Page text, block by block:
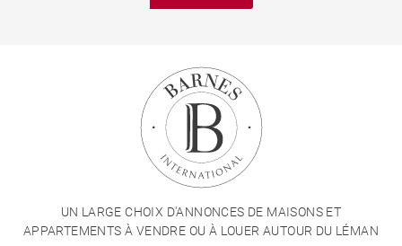
UN LARGE CHOIX D'ANNONCES DE MAISONS ET
APPARTEMENTS À VENDRE OU À LOUER AUTOUR DU LÉMAN